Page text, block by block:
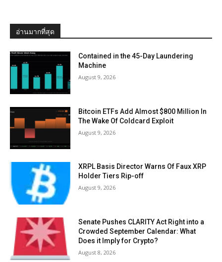
อ่านมากที่สุด
Contained in the 45-Day Laundering
Machine
August 9, 2026
Bitcoin ETFs Add Almost $800 Million In
The Wake Of Coldcard Exploit
August 9, 2026
XRPL Basis Director Warns Of Faux XRP
Holder Tiers Rip-off
August 9, 2026
Senate Pushes CLARITY Act Right into a
Crowded September Calendar: What
Does it Imply for Crypto?
August 8, 2026